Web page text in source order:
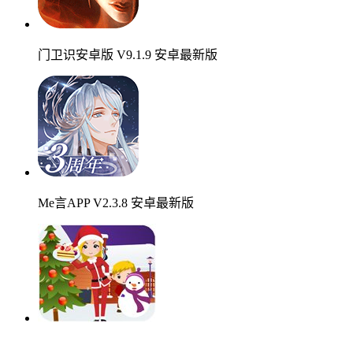
门卫识安卓版 V9.1.9 安卓最新版
Me言APP V2.3.8 安卓最新版